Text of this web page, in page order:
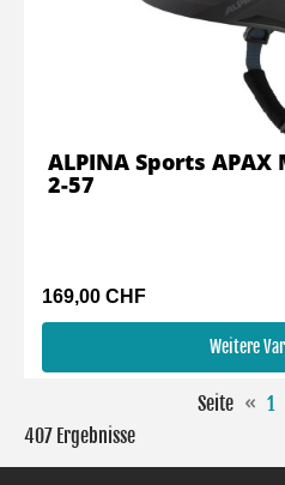
169,00 CHF
Weitere
ALPINA Sports
2-57
Seite « 1
407 Ergebnisse